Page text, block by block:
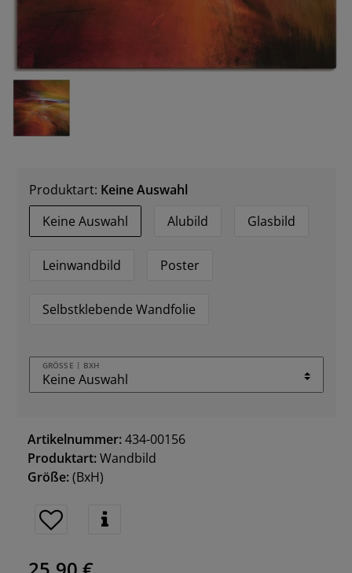
Produktart: Keine Auswahl
Keine Auswahl
Alubild Glasbild
Leinwandbild Poster
Selbstklebende Wandfolie
GRÖSSE | BXH
Artikelnummer:434-00156
Produktart:Wandbild
Größe:(BxH)